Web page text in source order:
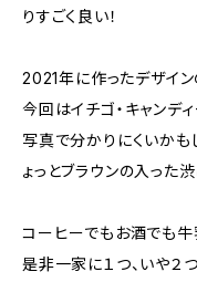
りすごく良い！
2021年に作ったデザイン
今回はイチゴ・キャンディ
写真で分かりにくいかも
ょっとブラウンの入った
コーヒーでもお酒でも牛
是非一家に１つ、いや２つ